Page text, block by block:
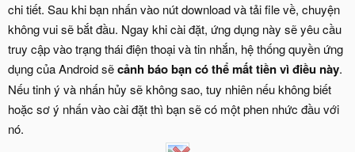
chi tiết. Sau khi bạn nhấn vào nút download và tải file về, chuyện
không vui sẽ bắt đầu. Ngay khi cài đặt, ứng dụng này sẽ yêu cầu
truy cập vào trạng thái điện thoại và tin nhắn, hệ thống quyền ứng
dụng của Android sẽcảnh báo bạn có thể mất tiền vì điều này.
Nếu tinh ý và nhấn hủy sẽ không sao, tuy nhiên nếu không biết
hoặc sơ ý nhấn vào cài đặt thì bạn sẽ có một phen nhức đầu với
nó.